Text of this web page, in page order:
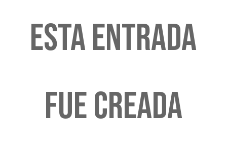
Esta entrada
fue creada